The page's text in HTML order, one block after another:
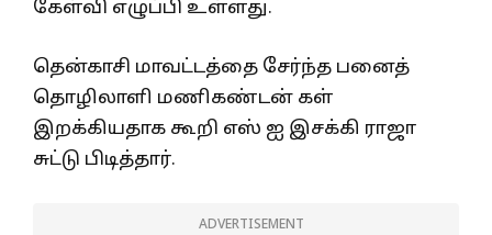
கேள்வி எழுப்பி உள்ளது.
தென்காசி மாவட்டத்தை சேர்ந்த பனைத்
தொழிலாளி மணிகண்டன் கள்
இறக்கியதாக கூறி எஸ் ஐ இசக்கி ராஜா
சுட்டு பிடித்தார்.
ADVERTISEMENT